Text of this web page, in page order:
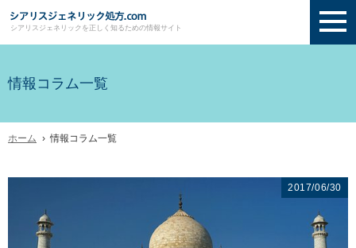
シアリスジェネリックを正しく知るための情報サイト
情報コラム一覧
ホーム › 情報コラム一覧
2017/06/30